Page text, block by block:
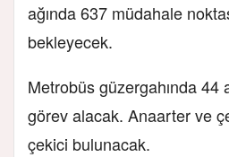
ağında 637 müdahale
bekleyecek.
Metrobüs güzergahında 44
görev alacak. Anaarter ve
çekici bulunacak.